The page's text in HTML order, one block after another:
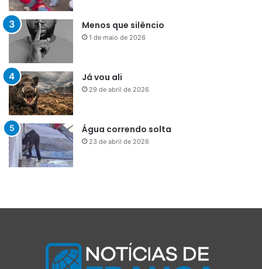
Menos que silêncio
1 de maio de 2026
Já vou ali
29 de abril de 2026
Água correndo solta
23 de abril de 2026